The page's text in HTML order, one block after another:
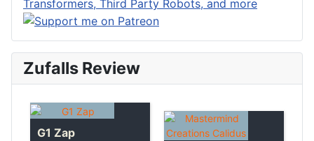
Zufalls Review
G1 Zap